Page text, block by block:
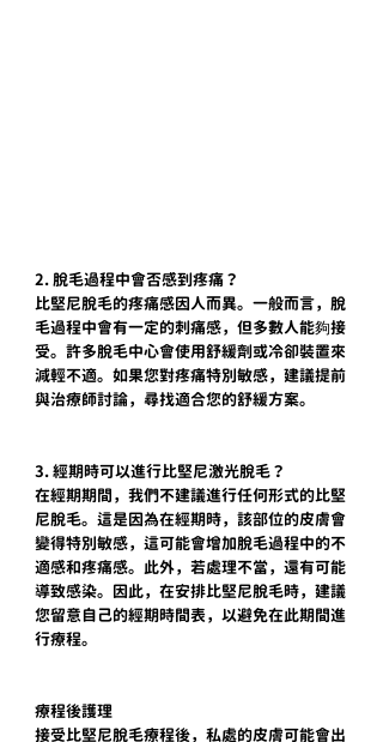
2. 脫毛過程中會否感到疼痛？
比堅尼脫毛的疼痛感因人而異。一般而言，脫
毛過程中會有一定的刺痛感，但多數人能夠接
受。許多脫毛中心會使用舒緩劑或冷卻裝置來
減輕不適。如果您對疼痛特別敏感，建議提前
與治療師討論，尋找適合您的舒緩方案。
3. 經期時可以進行比堅尼激光脫毛？
在經期期間，我們不建議進行任何形式的比堅
尼脫毛。這是因為在經期時，該部位的皮膚會
變得特別敏感，這可能會增加脫毛過程中的不
適感和疼痛感。此外，若處理不當，還有可能
導致感染。因此，在安排比堅尼脫毛時，建議
您留意自己的經期時間表，以避免在此期間進
行療程。
療程後護理
接受比堅尼脫毛療程後，私處的皮膚可能會出